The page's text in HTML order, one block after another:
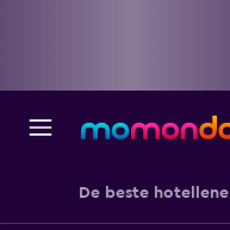
De beste hotellene